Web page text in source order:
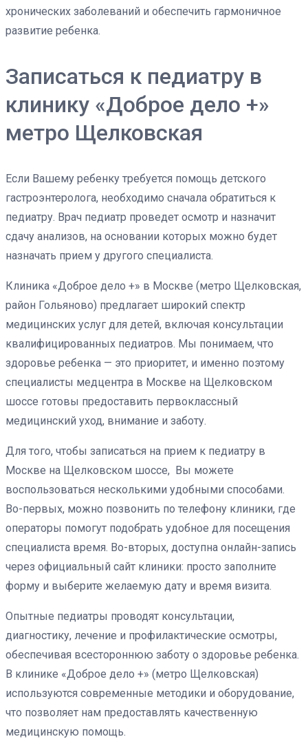
хронических заболеваний и обеспечить гармоничное
развитие ребенка.
Записаться к педиатру в
клинику «Доброе дело +»
метро Щелковская
Если Вашему ребенку требуется помощь детского
гастроэнтеролога, необходимо сначала обратиться к
педиатру. Врач педиатр проведет осмотр и назначит
сдачу анализов, на основании которых можно будет
назначать прием у другого специалиста.
Клиника «Доброе дело +» в Москве (метро Щелковская,
район Гольяново) предлагает широкий спектр
медицинских услуг для детей, включая консультации
квалифицированных педиатров. Мы понимаем, что
здоровье ребенка — это приоритет, и именно поэтому
специалисты медцентра в Москве на Щелковском
шоссе готовы предоставить первоклассный
медицинский уход, внимание и заботу.
Для того, чтобы записаться на прием к педиатру в
Москве на Щелковском шоссе, Вы можете
воспользоваться несколькими удобными способами.
Во-первых, можно позвонить по телефону клиники, где
операторы помогут подобрать удобное для посещения
специалиста время. Во-вторых, доступна онлайн-запись
через официальный сайт клиники: просто заполните
форму и выберите желаемую дату и время визита.
Опытные педиатры проводят консультации,
диагностику, лечение и профилактические осмотры,
обеспечивая всестороннюю заботу о здоровье ребенка.
В клинике «Доброе дело +» (метро Щелковская)
используются современные методики и оборудование,
что позволяет нам предоставлять качественную
медицинскую помощь.